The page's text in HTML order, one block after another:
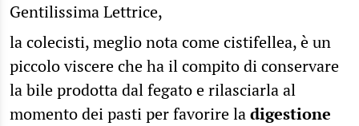
Gentilissima Lettrice,
la colecisti, meglio nota come cistifellea, è un
piccolo viscere che ha il compito di conservare
la bile prodotta dal fegato e rilasciarla al
momento dei pasti per favorire ladigestione